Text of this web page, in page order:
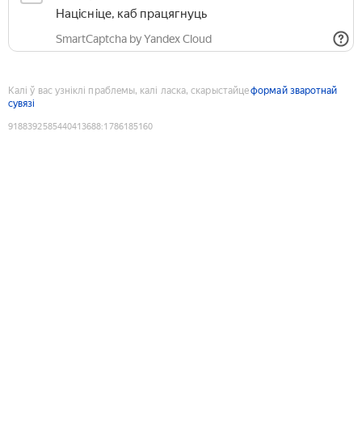
Націсніце, каб працягнуць
SmartCaptcha by Yandex Cloud
Калі ў вас узніклі праблемы, калі ласка, скарыстайцеформай зваротнай
сувязі
9188392585440413688:1786185160